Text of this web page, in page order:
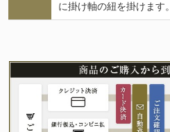
に掛け軸の紐を掛けます。